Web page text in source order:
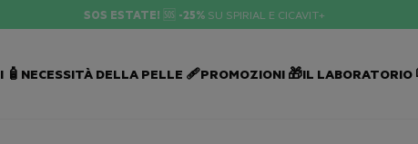
E CICAVIT+
🧴 NECESSITÀ DELLA PELLE 🩹PROMOZIONI 🎁IL LABORATORIO